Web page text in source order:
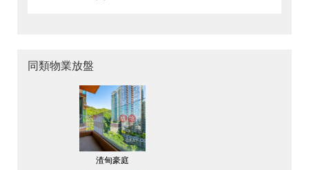
同類物業放盤
渣甸豪庭